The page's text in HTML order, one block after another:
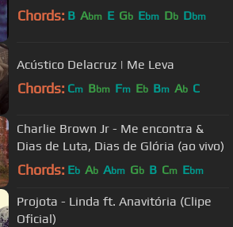
Chords: B Abm E Gb Ebm Db Dbm
Acústico Delacruz | Me Leva
Chords: Cm Bbm Fm Eb Bm Ab C
Charlie Brown Jr - Me encontra &
Dias de Luta, Dias de Glória (ao vivo)
Chords: Eb Ab Abm Gb B Cm Ebm
Projota - Linda ft. Anavitória (Clipe
Oficial)